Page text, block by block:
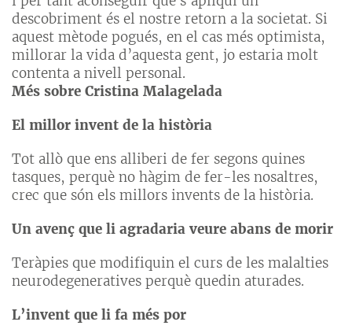
descobriment és el nostre retorn a la societat. Si
aquest mètode pogués, en el cas més optimista,
millorar la vida d’aquesta gent, jo estaria molt
contenta a nivell personal.
Més sobre Cristina Malagelada
El millor invent de la història
Tot allò que ens alliberi de fer segons quines
tasques, perquè no hàgim de fer-les nosaltres,
crec que són els millors invents de la història.
Un avenç que li agradaria veure abans de morir
Teràpies que modifiquin el curs de les malalties
neurodegeneratives perquè quedin aturades.
L’invent que li fa més por